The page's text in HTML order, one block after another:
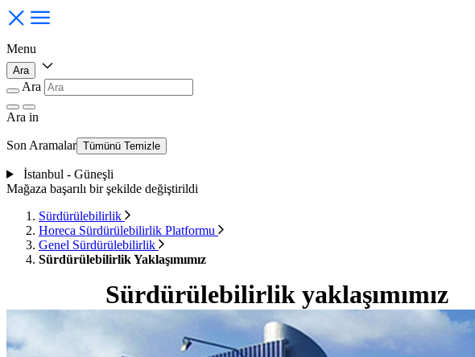
Menu
Ara
Ara
Ara in
Son Aramalar Tümünü Temizle
İstanbul - Güneşli
Mağaza başarılı bir şekilde değiştirildi
Sürdürülebilirlik
Horeca Sürdürülebilirlik Platformu
Genel Sürdürülebilirlik
Sürdürülebilirlik Yaklaşımımız
Sürdürülebilirlik yaklaşımımız